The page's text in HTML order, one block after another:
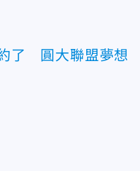
了 圓大聯盟夢想